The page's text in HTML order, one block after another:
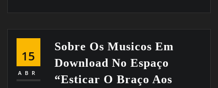
15
ABR
Sobre Os Musicos Em
Download No Espaço
“Esticar O Braço Aos